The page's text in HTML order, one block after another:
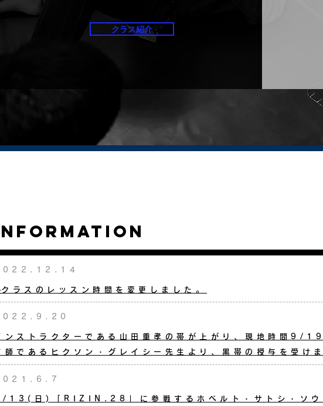
クラス紹介
クラスのレッスン時間を変更しました。
ンストラクターである山田重孝の帯が上がり、現地時間9/19
師であるヒクソン・グレイシー先生より、黒帯の授与を受け
13(日)「RIZIN.28」に参戦するホベルト・サトシ・ソウ